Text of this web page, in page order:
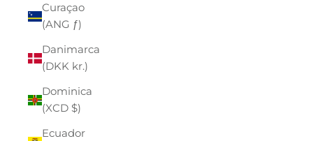
Curaçao
(ANG ƒ)
Danimarca
(DKK kr.)
Dominica
(XCD $)
Ecuador